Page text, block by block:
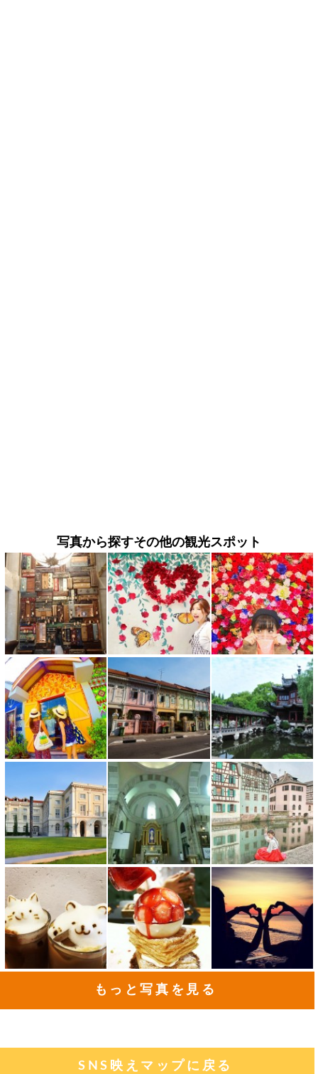
写真から探すその他の観光スポット
もっと写真を見る
SNS映えマップに戻る